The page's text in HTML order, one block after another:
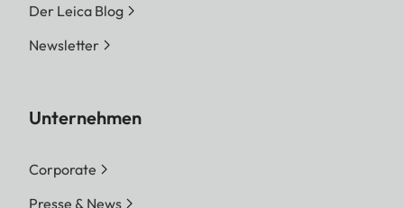
Der Leica Blog
Newsletter
Unternehmen
Corporate
Presse & News